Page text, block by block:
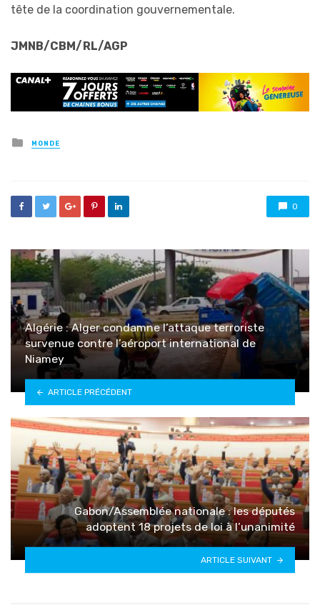
tête de la coordination gouvernementale.
JMNB/CBM/RL/AGP
Posted
in
MONDE
0
Algérie : Alger condamne l’attaque terroriste
survenue contre l’aéroport international de
Niamey
ARTICLE PRÉCÉDENT
Gabon/Assemblée nationale : les députés
adoptent 18 projets de loi à l’unanimité
ARTICLE SUIVANT